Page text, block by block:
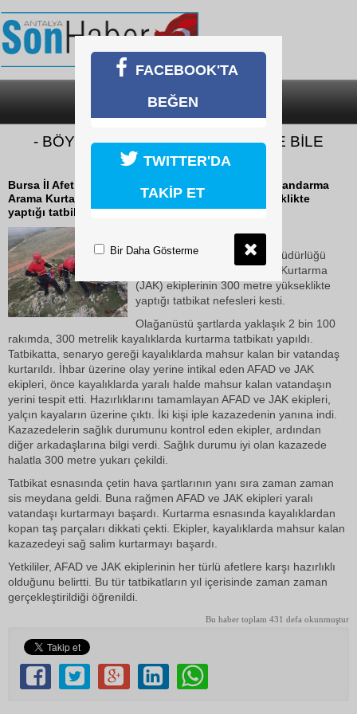
SON DAKİKA
- BÖYLESİ AKSİYON FİLMLERİNDE BİLE
GÖRÜLMEDİ
Bursa İl Afet ve Acil Durum Müdürlüğü (AFAD) ve Jandarma
Arama Kurtarma (JAK) ekiplerinin 300 metre yükseklikte
yaptığı tatbikat nefesleri kesti.
19 Ekim 2018 Cuma 17:18
Bursa İl Afet ve Acil Durum Müdürlüğü
(AFAD) ve Jandarma Arama Kurtarma
(JAK) ekiplerinin 300 metre yükseklikte
yaptığı tatbikat nefesleri kesti.
Olağanüstü şartlarda yaklaşık 2 bin 100
rakımda, 300 metrelik kayalıklarda kurtarma tatbikatı yapıldı.
Tatbikatta, senaryo gereği kayalıklarda mahsur kalan bir vatandaş
kurtarıldı. İhbar üzerine olay yerine intikal eden AFAD ve JAK
ekipleri, önce kayalıklarda yaralı halde mahsur kalan vatandaşın
yerini tespit etti. Hazırlıklarını tamamlayan AFAD ve JAK ekipleri,
yalçın kayaların üzerine çıktı. İki kişi iple kazazedenin yanına indi.
Kazazedelerin sağlık durumunu kontrol eden ekipler, ardından
diğer arkadaşlarına bilgi verdi. Sağlık durumu iyi olan kazazede
halatla 300 metre yukarı çekildi.
Tatbikat esnasında çetin hava şartlarının yanı sıra zaman zaman
sis meydana geldi. Buna rağmen AFAD ve JAK ekipleri yaralı
vatandaşı kurtarmayı başardı. Kurtarma esnasında kayalıklardan
kopan taş parçaları dikkati çekti. Ekipler, kayalıklarda mahsur kalan
kazazedeyi sağ salim kurtarmayı başardı.
Yetkililer, AFAD ve JAK ekiplerinin her türlü afetlere karşı hazırlıklı
olduğunu belirtti. Bu tür tatbikatların yıl içerisinde zaman zaman
gerçekleştirildiği öğrenildi.
Bu haber toplam 431 defa okunmuştur
FACEBOOK'TA
BEĞEN
TWITTER'DA
TAKİP ET
Bir Daha Gösterme